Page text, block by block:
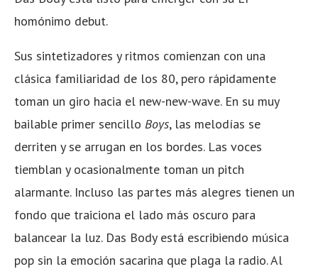
homónimo debut.
Sus sintetizadores y ritmos comienzan con una
clásica familiaridad de los 80, pero rápidamente
toman un giro hacia el new-new-wave. En su muy
bailable primer sencillo Boys, las melodías se
derriten y se arrugan en los bordes. Las voces
tiemblan y ocasionalmente toman un pitch
alarmante. Incluso las partes más alegres tienen un
fondo que traiciona el lado más oscuro para
balancear la luz. Das Body está escribiendo música
pop sin la emoción sacarina que plaga la radio. Al